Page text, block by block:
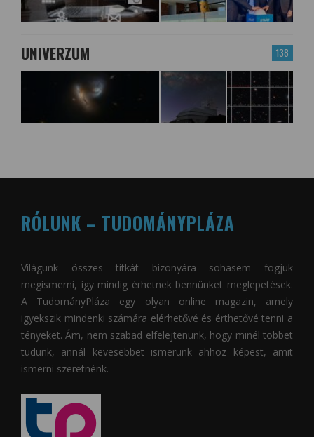
138
UNIVERZUM
RÓLUNK – TUDOMÁNYPLÁZA
Világunk összes titkát bizonyára sohasem fogjuk
megismerni, így mindig érhetnek bennünket meglepetések.
A TudományPláza egy olyan online magazin, amely
igyekszik mindenki számára elérhetővé és érthetővé tenni a
tényeket. Ám, nem szabad elfelejtenünk, hogy minél többet
tudunk, annál kevesebbet ismerünk ahhoz képest, amit
ismerni szeretnénk.